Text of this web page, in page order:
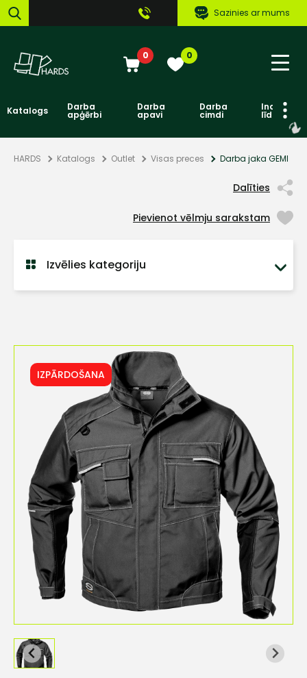
Sazinies ar mums
0 0
Katalogs Darba
apģērbi
Darba
apavi
Darba
cimdi līdzekļi
HARDS Katalogs Outlet Visas preces Darba jaka GEMI
Dalīties
Pievienot vēlmju sarakstam
Izvēlies kategoriju
IZPĀRDOŠANA